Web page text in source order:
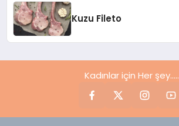
Kuzu Fileto
Kadınlar için Her şey.....